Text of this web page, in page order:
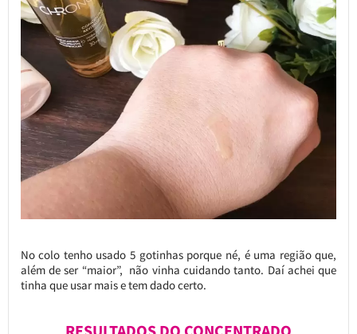
No colo tenho usado 5 gotinhas porque né, é uma região que,
além de ser “maior”, não vinha cuidando tanto. Daí achei que
tinha que usar mais e tem dado certo.